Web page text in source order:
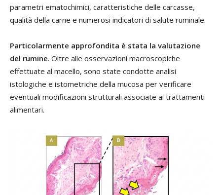
parametri ematochimici, caratteristiche delle carcasse,
qualità della carne e numerosi indicatori di salute ruminale.
Particolarmente approfondita è stata la valutazione
del rumine. Oltre alle osservazioni macroscopiche
effettuate al macello, sono state condotte analisi
istologiche e istometriche della mucosa per verificare
eventuali modificazioni strutturali associate ai trattamenti
alimentari.